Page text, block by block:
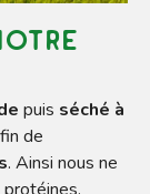
puis séché à
de
. Ainsi nous ne